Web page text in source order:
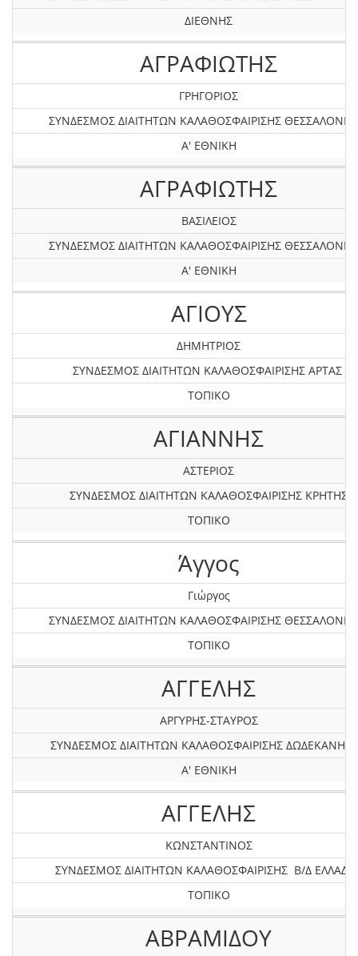
ΔΙΕΘΝΗΣ
ΑΓΡΑΦΙΩΤΗΣ
ΓΡΗΓΟΡΙΟΣ
ΣΥΝΔΕΣΜΟΣ ΔΙΑΙΤΗΤΩΝ ΚΑΛΑΘΟΣΦΑΙΡΙΣΗΣ
Α' ΕΘΝΙΚΗ
ΑΓΡΑΦΙΩΤΗΣ
ΒΑΣΙΛΕΙΟΣ
ΣΥΝΔΕΣΜΟΣ ΔΙΑΙΤΗΤΩΝ ΚΑΛΑΘΟΣΦΑΙΡΙΣΗΣ
Α' ΕΘΝΙΚΗ
ΑΓΙΟΥΣ
ΔΗΜΗΤΡΙΟΣ
ΣΥΝΔΕΣΜΟΣ ΔΙΑΙΤΗΤΩΝ ΚΑΛΑΘΟΣΦΑΙΡΙΣΗΣ ΑΡΤΑΣ
ΤΟΠΙΚΟ
ΑΓΙΑΝΝΗΣ
ΑΣΤΕΡΙΟΣ
ΣΥΝΔΕΣΜΟΣ ΔΙΑΙΤΗΤΩΝ ΚΑΛΑΘΟΣΦΑΙΡΙΣΗΣ ΚΡΗΤΗΣ
ΤΟΠΙΚΟ
Άγγος
Γιώργος
ΣΥΝΔΕΣΜΟΣ ΔΙΑΙΤΗΤΩΝ ΚΑΛΑΘΟΣΦΑΙΡΙΣΗΣ
ΤΟΠΙΚΟ
ΑΓΓΕΛΗΣ
ΑΡΓΥΡΗΣ-ΣΤΑΥΡΟΣ
ΣΥΝΔΕΣΜΟΣ ΔΙΑΙΤΗΤΩΝ ΚΑΛΑΘΟΣΦΑΙΡΙΣΗΣ
Α' ΕΘΝΙΚΗ
ΑΓΓΕΛΗΣ
ΚΩΝΣΤΑΝΤΙΝΟΣ
ΣΥΝΔΕΣΜΟΣ ΔΙΑΙΤΗΤΩΝ ΚΑΛΑΘΟΣΦΑΙΡΙΣΗΣ Β/Δ
ΤΟΠΙΚΟ
ΑΒΡΑΜΙΔΟΥ